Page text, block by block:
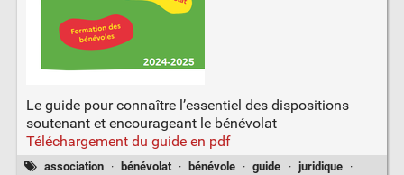
Le guide pour connaître l’essentiel des dispositions
soutenant et encourageant le bénévolat
Téléchargement du guide en pdf
association · bénévolat · bénévole · guide · juridique
·